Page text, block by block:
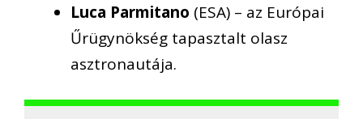
Luca Parmitano (ESA) – az Európai
Űrügynökség tapasztalt olasz
asztronautája.